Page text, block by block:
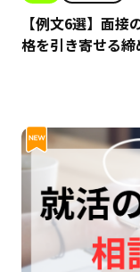
【例文6選】面
格を引き寄せる